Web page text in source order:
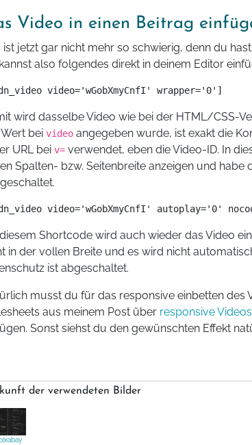
Video in einen Beitrag
ist jetzt gar nicht mehr so schwierig, denn du
also folgendes direkt in deinem Editor
video='wGobXmyCnfI' wrapper='0']
wird dasselbe Video wie bei der HTML/CSS-
bei video angegeben wurde, ist exakt die
URL bei v= verwendet, eben die Video-ID. In
Spalten- bzw. Seitenbreite anzeigen und habe
video='wGobXmyCnfI' autoplay='0'
Shortcode wird auch wieder das Video
in der vollen Breite und es wird nicht
ist abgeschaltet.
musst du für das responsive einbetten des
aus meinem Post über responsive Videos
Sonst siehst du den gewünschten Effekt
der verwendeten Bilder